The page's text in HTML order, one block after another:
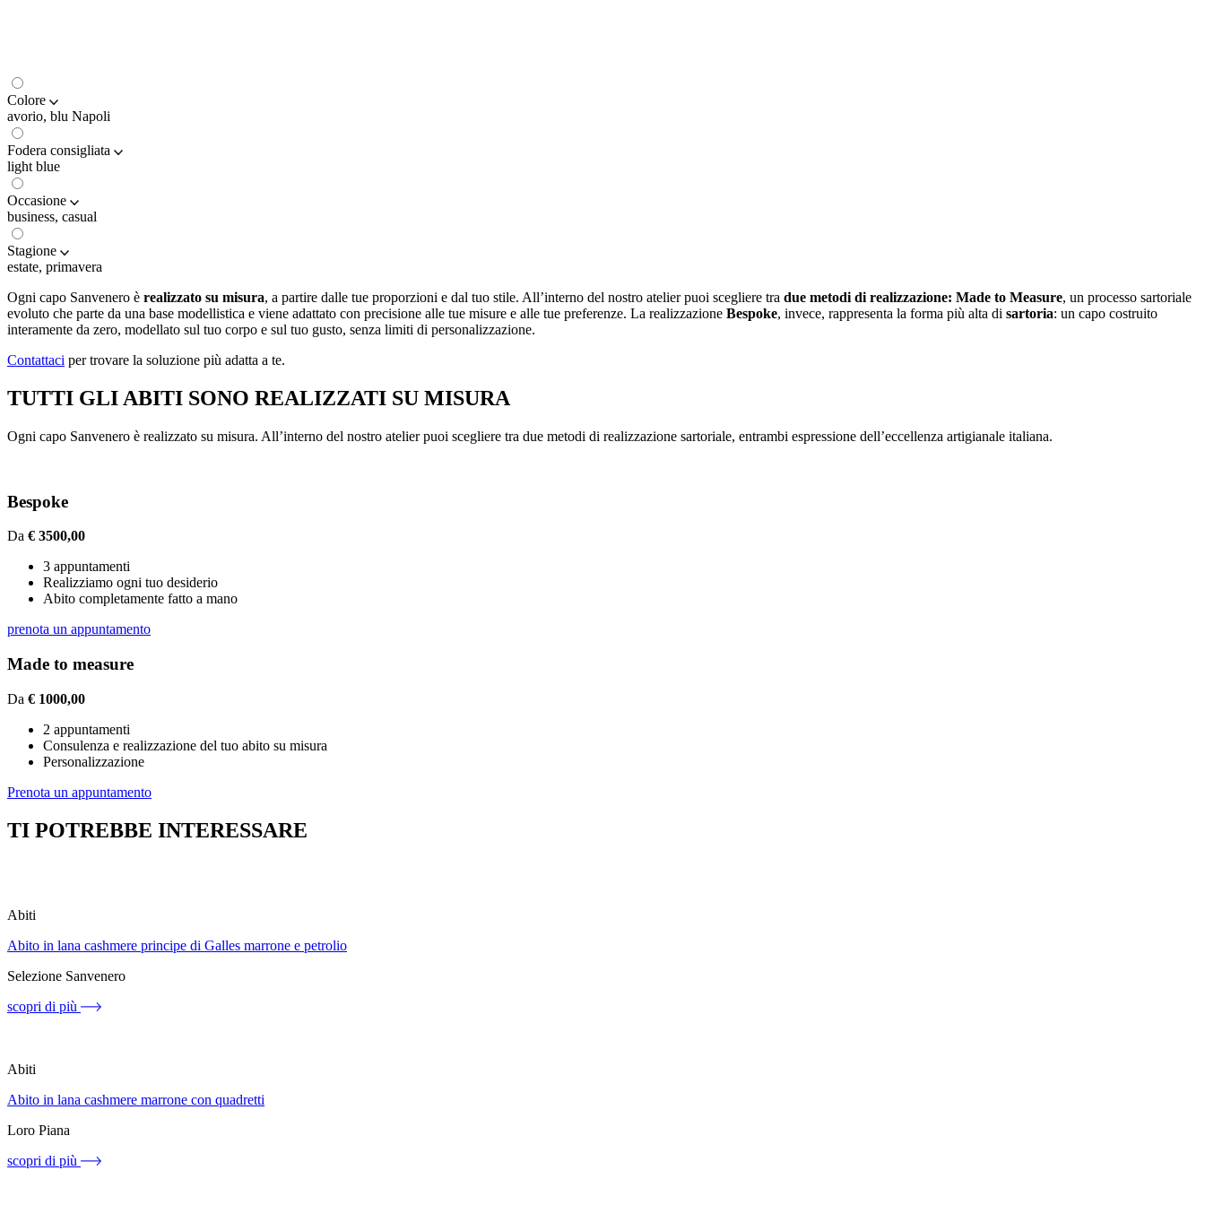
Colore
avorio, blu Napoli
Fodera consigliata
light blue
Occasione
business, casual
Stagione
estate, primavera
Ogni capo Sanvenero è realizzato su misura, a partire dalle tue proporzioni e dal tuo stile. All’interno del nostro atelier puoi scegliere tra due metodi di realizzazione: Made to Measure, un processo sartoriale
evoluto che parte da una base modellistica e viene adattato con precisione alle tue misure e alle tue preferenze. La realizzazione Bespoke, invece, rappresenta la forma più alta di sartoria: un capo costruito
interamente da zero, modellato sul tuo corpo e sul tuo gusto, senza limiti di personalizzazione.
Contattaci per trovare la soluzione più adatta a te.
TUTTI GLI ABITI SONO REALIZZATI SU MISURA
Ogni capo Sanvenero è realizzato su misura. All’interno del nostro atelier puoi scegliere tra due metodi di realizzazione sartoriale, entrambi espressione dell’eccellenza artigianale italiana.
Bespoke
Da € 3500,00
3 appuntamenti
Realizziamo ogni tuo desiderio
Abito completamente fatto a mano
prenota un appuntamento
Made to measure
Da € 1000,00
2 appuntamenti
Consulenza e realizzazione del tuo abito su misura
Personalizzazione
Prenota un appuntamento
TI POTREBBE INTERESSARE
Abiti
Abito in lana cashmere principe di Galles marrone e petrolio
Selezione Sanvenero
scopri di più
Abiti
Abito in lana cashmere marrone con quadretti
Loro Piana
scopri di più